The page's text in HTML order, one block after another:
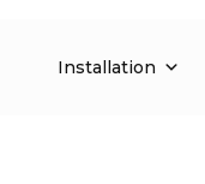
Installation